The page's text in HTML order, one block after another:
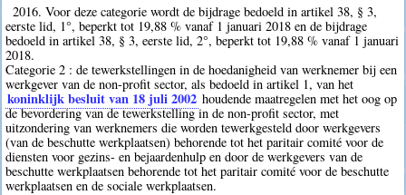
2016. Voor deze categorie wordt de bijdrage bedoeld in artikel 38, § 3,
eerste lid, 1°, beperkt tot 19,88 % vanaf 1 januari 2018 en de bijdrage
bedoeld in artikel 38, § 3, eerste lid, 2°, beperkt tot 19,88 % vanaf 1 januari
2018.
Categorie 2 : de tewerkstellingen in de hoedanigheid van werknemer bij een
werkgever van de non-profit sector, als bedoeld in artikel 1, van het
koninklijk besluit van 18 juli 2002 houdende maatregelen met het oog op
de bevordering van de tewerkstelling in de non-profit sector, met
uitzondering van werknemers die worden tewerkgesteld door werkgevers
(van de beschutte werkplaatsen) behorende tot het paritair comité voor de
diensten voor gezins- en bejaardenhulp en door de werkgevers van de
beschutte werkplaatsen behorende tot het paritair comité voor de beschutte
werkplaatsen en de sociale werkplaatsen.